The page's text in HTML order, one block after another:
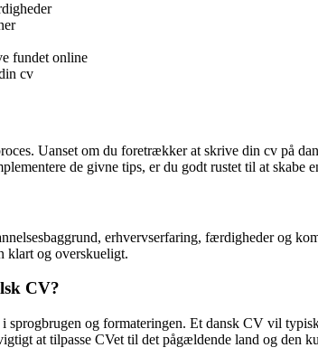
fundet online
cv
Uanset om du foretrækker at skrive din cv på
de givne tips, er du godt rustet til at skabe
erhvervserfaring, færdigheder og
klart og overskueligt.
CV?
og formateringen. Et dansk CV vil
at tilpasse CVet til det pågældende land og den